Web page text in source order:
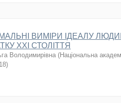
ВИМІРИ ІДЕАЛУ
ХХІ СТОЛІТТЯ
Володимирівна (Національна
)